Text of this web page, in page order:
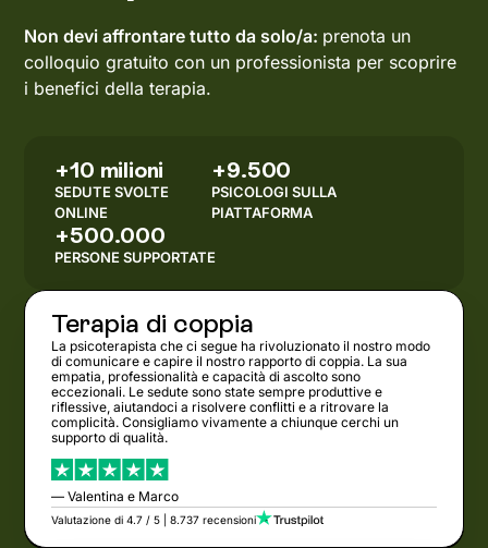
Non devi affrontare tutto da solo/a: prenota un
colloquio gratuito con un professionista per scoprire
i benefici della terapia.
+10 milioni
SEDUTE SVOLTE
ONLINE
+9.500
PSICOLOGI SULLA
PIATTAFORMA
+500.000
PERSONE SUPPORTATE
Terapia di coppia
La psicoterapista che ci segue ha rivoluzionato il nostro modo
di comunicare e capire il nostro rapporto di coppia. La sua
empatia, professionalità e capacità di ascolto sono
eccezionali. Le sedute sono state sempre produttive e
riflessive, aiutandoci a risolvere conflitti e a ritrovare la
complicità. Consigliamo vivamente a chiunque cerchi un
supporto di qualità.
— Valentina e Marco
Valutazione di 4.7 / 5 | 8.737 recensioni